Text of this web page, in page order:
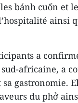
bánh cuốn et
ainsi
a
africaine, a
gastronomie.
du phở